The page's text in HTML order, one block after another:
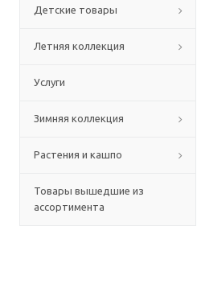
Детские товары
Летняя коллекция
Услуги
Зимняя коллекция
Растения и кашпо
Товары вышедшие из
ассортимента